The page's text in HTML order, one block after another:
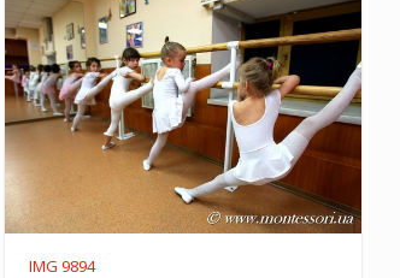
IMG 9894